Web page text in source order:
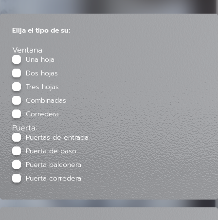
Elija el tipo de su:
Ventana:
Una hoja
Dos hojas
Tres hojas
Combinadas
Corredera
Puerta:
Puertas de entrada
Puerta de paso
Puerta balconera
Puerta corredera